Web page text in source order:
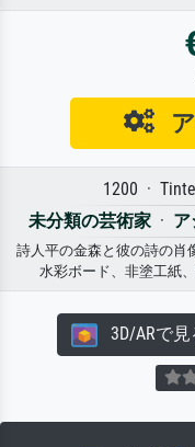
1200 ·
未分類の芸術家 ·
詩人平の金森と彼の詩の肖
水彩ボード、非塗工紙
3D/ARで見